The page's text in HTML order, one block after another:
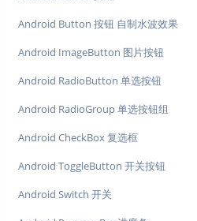
Android Button 按钮 自制水波效果
Android ImageButton 图片按钮
Android RadioButton 单选按钮
Android RadioGroup 单选按钮组
Android CheckBox 复选框
Android ToggleButton 开关按钮
Android Switch 开关